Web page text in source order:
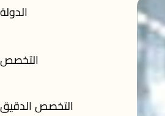
الدولة
التخصص
التخصص الدقيق